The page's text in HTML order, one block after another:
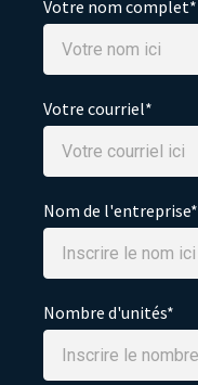
Votre nom complet*
Votre courriel*
Nom de l'entreprise*
Nombre d'unités*